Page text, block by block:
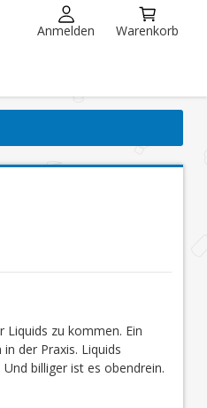
Anmelden Warenkorb
Liquids zu kommen. Ein
der Praxis. Liquids
billiger ist es obendrein.